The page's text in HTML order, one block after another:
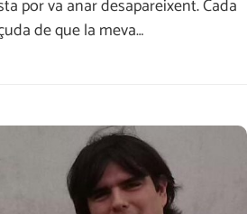
por va anar desapareixent. Cada
de que la meva…